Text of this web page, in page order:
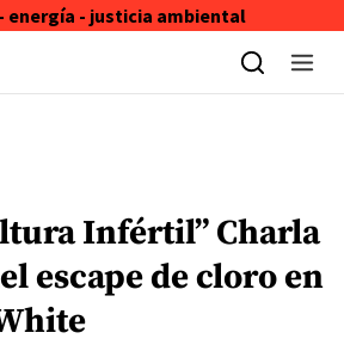
energía - justicia ambiental
Infértil” Charla
escape de cloro en